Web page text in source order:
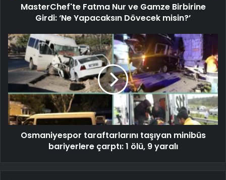
MasterChef'te Fatma Nur ve Gamze Birbirine
Girdi: ‘Ne Yapacaksın Dövecek misin?’
Osmaniyespor taraftarlarını taşıyan minibüs
bariyerlere çarptı: 1 ölü, 9 yaralı